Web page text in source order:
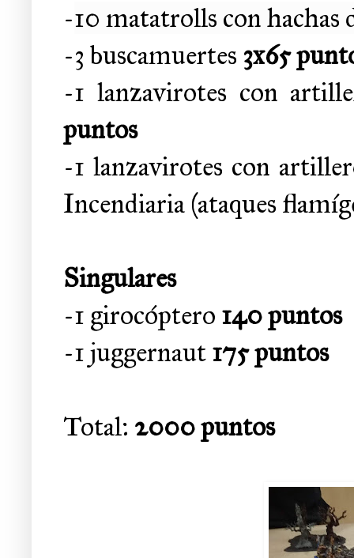
-10 matatrolls con hachas
-3 buscamuertes 3x65
-1 lanzavirotes con
puntos
-1 lanzavirotes con
Incendiaria (ataques
Singulares
-1 girocóptero 140 puntos
-1 juggernaut175 puntos
Total: 2000 puntos